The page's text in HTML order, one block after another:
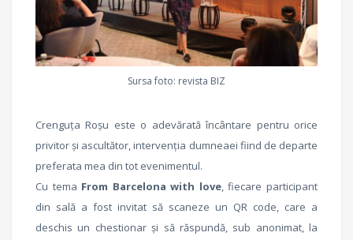
Sursa foto: revista BIZ
Crenguța Roșu este o adevărată încântare pentru orice
privitor și ascultător, intervenția dumneaei fiind de departe
preferata mea din tot evenimentul.
Cu tema From Barcelona with love, fiecare participant
din sală a fost invitat să scaneze un QR code, care a
deschis un chestionar și să răspundă, sub anonimat, la